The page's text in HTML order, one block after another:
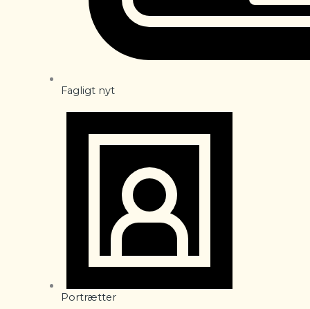
Fagligt nyt
Portrætter